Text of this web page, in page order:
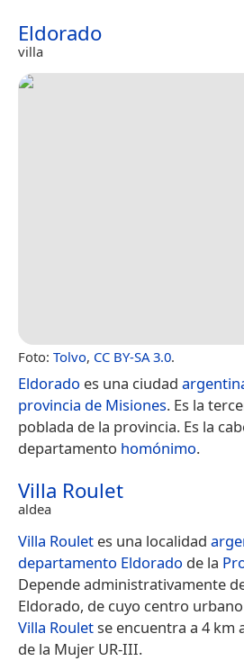
Eldorado
villa
Foto: Tolvo, CC BY-SA 3.0.
Eldorado es una ciudad
provincia de Misiones. Es la
poblada de la provincia. Es la
departamento homónimo.
Villa Roulet
aldea
Villa Roulet es una localidad
departamento Eldorado de la
Depende administrativamente
Eldorado, de cuyo centro
Villa Rouletse encuentra a 4 km
de la Mujer UR-III.